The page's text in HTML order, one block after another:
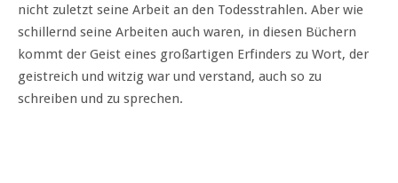
nicht zuletzt seine Arbeit an den Todesstrahlen. Aber wie
schillernd seine Arbeiten auch waren, in diesen Büchern
kommt der Geist eines großartigen Erfinders zu Wort, der
geistreich und witzig war und verstand, auch so zu
schreiben und zu sprechen.